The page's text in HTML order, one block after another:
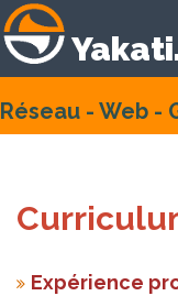
Réseau - Web -
Expérience